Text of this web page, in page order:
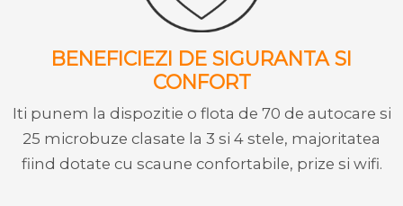
BENEFICIEZI DE SIGURANTA SI
CONFORT
Iti punem la dispozitie o flota de 70 de autocare si
25 microbuze clasate la 3 si 4 stele, majoritatea
fiind dotate cu scaune confortabile, prize si wifi.